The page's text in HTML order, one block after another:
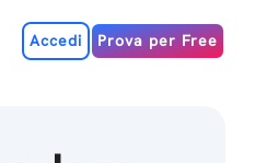
Accedi Prova per Free